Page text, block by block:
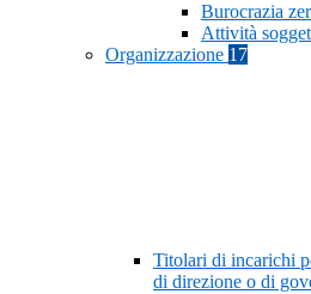
Burocrazia
Attività
Organizzazione 17
Titolari di incarichi
di direzione o di